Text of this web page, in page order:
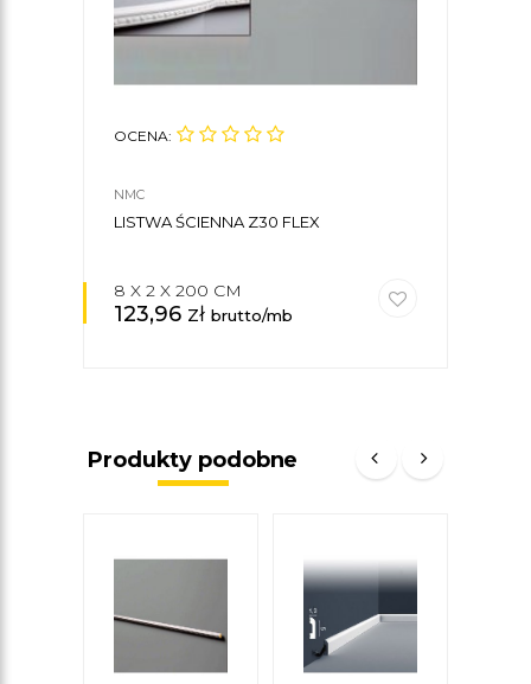
OCENA:
NMC
LISTWA ŚCIENNA Z30 FLEX
8 X 2 X 200 CM
123,96 zł brutto/mb
Produkty podobne